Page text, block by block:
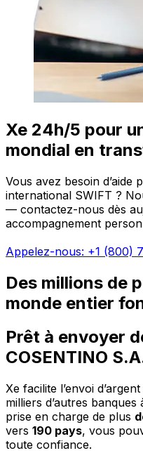
Xe 24h/5 pour
mondial en
Vous avez besoin d’aide
international SWIFT ?
— contactez-nous dès
accompagnement
Appelez-nous: +1 (800)
Des millions de
monde entier
Prêt à envoyer
COSENTINO
Xe facilite l’envoi
milliers d’autres
prise en charge de plus
vers 190 pays, vous
toute confiance.